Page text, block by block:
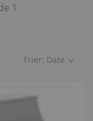
1
Trier: Date